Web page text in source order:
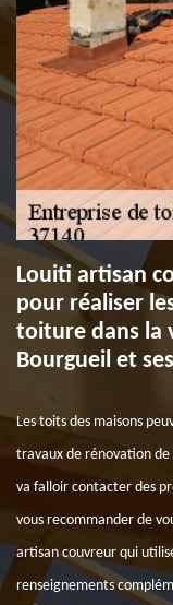
Louiti artisan
pour réaliser
toiture dans la
Bourgueil et
Les toits des maisons
travaux de rénovation
va falloir contacter des
vous recommander de
artisan couvreur qui
renseignements